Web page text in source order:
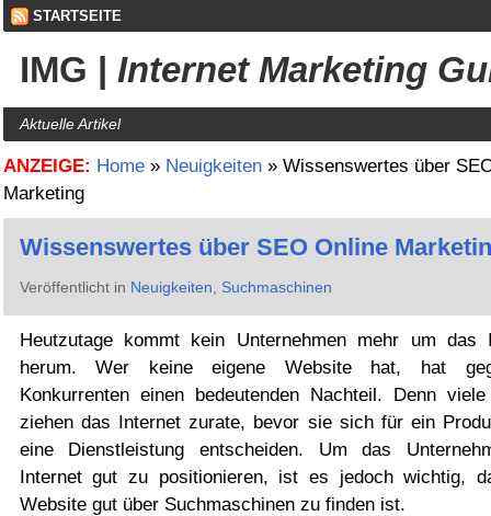
STARTSEITE
IMG | Internet Marketing
Aktuelle Artikel
ANZEIGE: Home» Neuigkeiten» Wissenswertes über
Marketing
Wissenswertes über SEO Online
Veröffentlicht in Neuigkeiten Suchmaschinen
Heutzutage kommt kein Unternehmen mehr um das
herum. Wer keine eigene Website hat, hat
Konkurrenten einen bedeutenden Nachteil. Denn
ziehen das Internet zurate, bevor sie sich für ein
eine Dienstleistung entscheiden. Um das
Internet gut zu positionieren, ist es jedoch wichtig,
Website gut über Suchmaschinen zu finden ist.